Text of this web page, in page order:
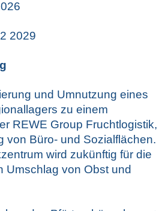
2029
und Umnutzung eines
zu einem
REWE Group Fruchtlogistik,
von Büro- und Sozialflächen.
wird zukünftig für die
Umschlag von Obst und